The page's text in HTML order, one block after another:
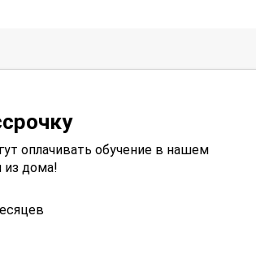
оплачивать обучение в нашем
из дома!